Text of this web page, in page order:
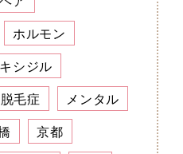
ホルモン
シジル
毛症
メンタル
京都